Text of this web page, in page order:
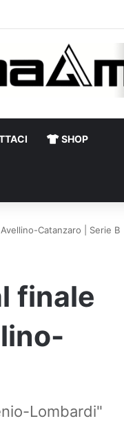
SHOP
Catanzaro | Serie B
finale
Lombardi"